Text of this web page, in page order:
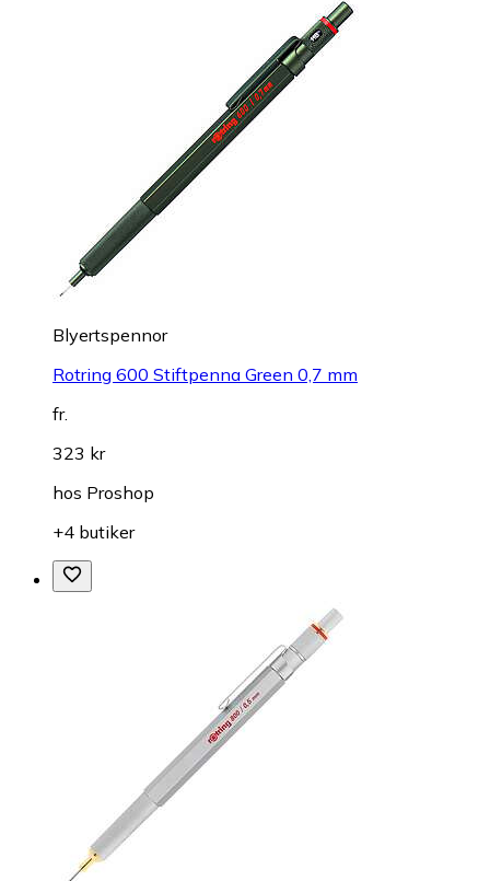
Blyertspennor
Rotring 600 Stiftpenna Green 0,7 mm
fr.
323 kr
hos Proshop
+4 butiker